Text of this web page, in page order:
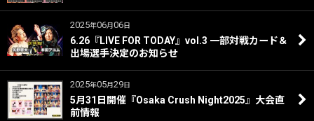
2025年06月06日
6.26『LIVE FOR TODAY』vol.3 一部対戦カード＆
出場選手決定のお知らせ
2025年05月29日
5月31日開催『Osaka Crush Night2025』大会直
前情報